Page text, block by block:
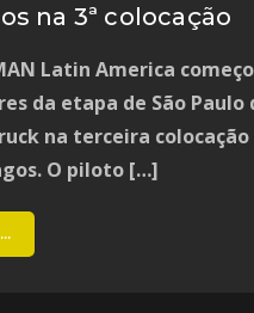
na 3ª colocação
Latin America
da etapa de São Paulo
na terceira
O piloto […]